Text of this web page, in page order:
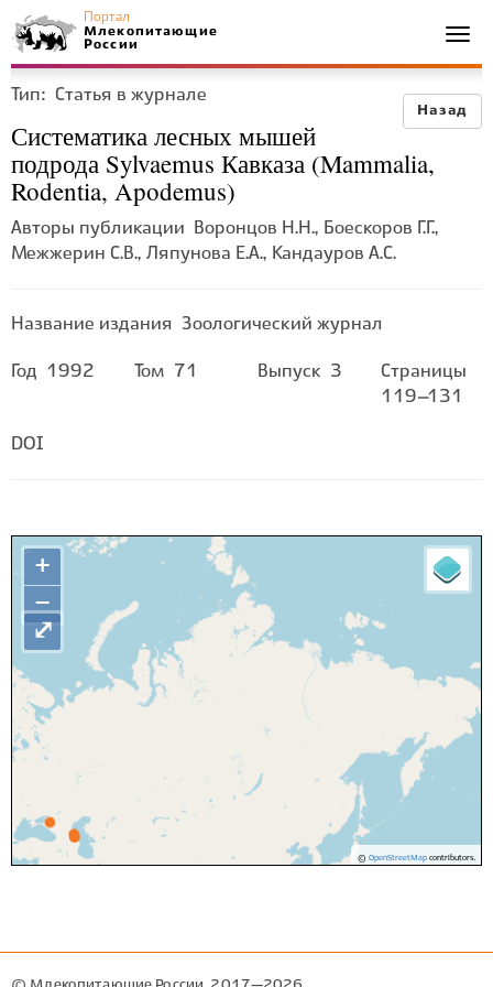
Портал
Млекопитающие
России
Назад
Тип: Статья в журнале
Систематика лесных мышей
подрода Sylvaemus Кавказа (Mammalia,
Rodentia, Apodemus)
Авторы публикации
Воронцов Н.Н., Боескоров Г.Г.,
Межжерин С.В., Ляпунова Е.А., Кандауров А.С.
Название издания Зоологический журнал
Год 1992 Том 71 Выпуск 3
Страницы
119–131
DOI
+
−
© OpenStreetMapcontributors.
⤢